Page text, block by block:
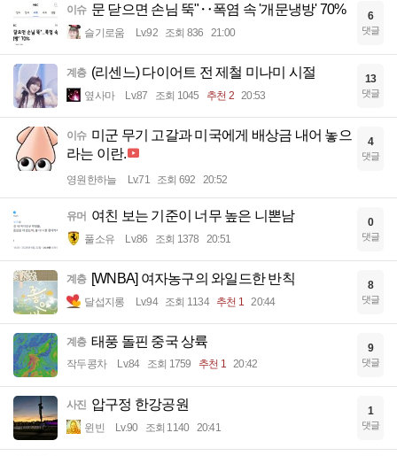
이슈 문 닫으면 손님 뚝"‥폭염 속 '개문냉방' 70%
슬기로움 Lv.92 조회 836 21:00
6
댓글
계층 (리센느) 다이어트 전 제철 미나미 시절
옆사마 Lv.87 조회 1045 추천 2 20:53
13
댓글
이슈 미군 무기 고갈과 미국에게 배상금 내어 놓으
라는 이란.
영원한하늘 Lv.71 조회 692 20:52
4
댓글
유머 여친 보는 기준이 너무 높은 니뽄남
풀소유 Lv.86 조회 1378 20:51
0
댓글
계층 [WNBA] 여자농구의 와일드한 반칙
달섭지롱 Lv.94 조회 1134 추천 1 20:44
8
댓글
계층 태풍 돌핀 중국 상륙
작두콩차 Lv.84 조회 1759 추천 1 20:42
9
댓글
사진 압구정 한강공원
윈빈 Lv.90 조회 1140 20:41
1
댓글